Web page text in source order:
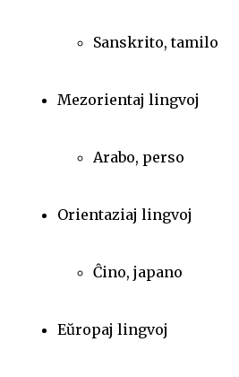
Sanskrito, tamilo
Mezorientaj lingvoj
Arabo, perso
Orientaziaj lingvoj
Ĉino, japano
Eŭropaj lingvoj